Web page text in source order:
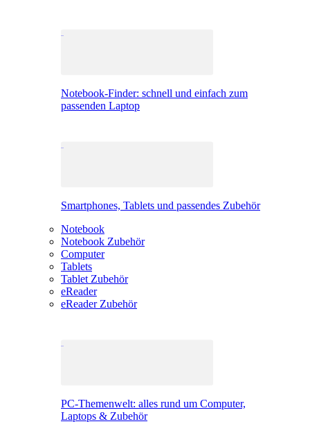
Notebook-Finder: schnell und einfach zum
passenden Laptop
Smartphones, Tablets und passendes Zubehör
Notebook
Notebook Zubehör
Computer
Tablets
Tablet Zubehör
eReader
eReader Zubehör
PC-Themenwelt: alles rund um Computer,
Laptops & Zubehör